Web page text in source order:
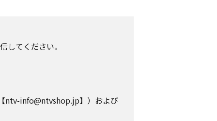
してください。
ntv-info@ntvshop.jp】）および